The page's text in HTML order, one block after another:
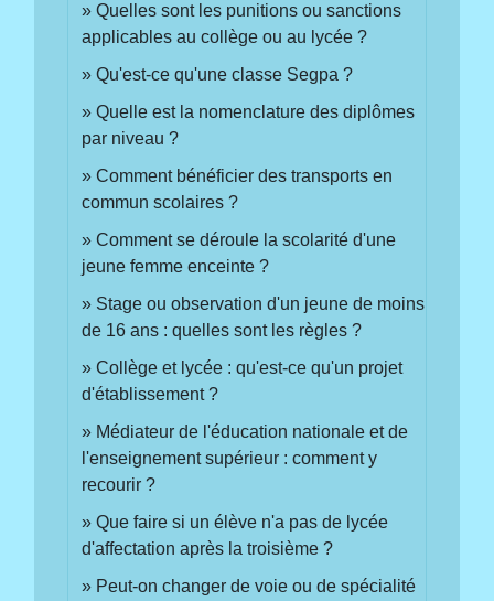
Quelles sont les punitions ou sanctions
applicables au collège ou au lycée ?
Qu'est-ce qu'une classe Segpa ?
Quelle est la nomenclature des diplômes
par niveau ?
Comment bénéficier des transports en
commun scolaires ?
Comment se déroule la scolarité d'une
jeune femme enceinte ?
Stage ou observation d'un jeune de moins
de 16 ans : quelles sont les règles ?
Collège et lycée : qu'est-ce qu'un projet
d'établissement ?
Médiateur de l'éducation nationale et de
l'enseignement supérieur : comment y
recourir ?
Que faire si un élève n'a pas de lycée
d'affectation après la troisième ?
Peut-on changer de voie ou de spécialité